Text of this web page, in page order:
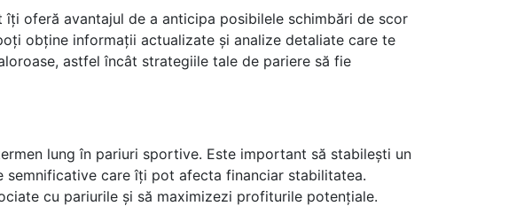
oferă avantajul de a anticipa posibilele schimbări de scor
obține informații actualizate și analize detaliate care te
astfel încât strategiile tale de pariere să fie
lung în pariuri sportive. Este important să stabilești un
care îți pot afecta financiar stabilitatea.
cu pariurile și să maximizezi profiturile potențiale.